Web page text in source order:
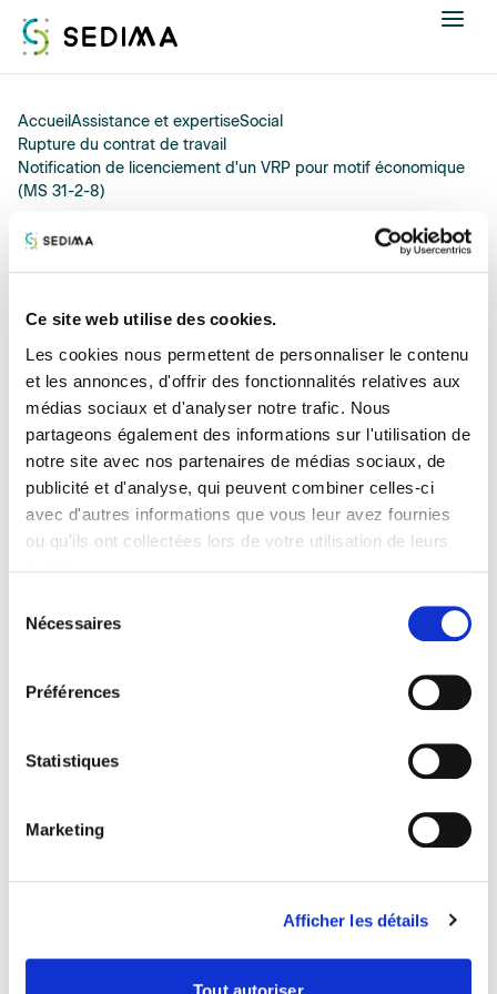
Ce site web utilise des cookies.
Les cookies nous permettent de personnaliser le contenu
et les annonces, d'offrir des fonctionnalités relatives aux
médias sociaux et d'analyser notre trafic. Nous
partageons également des informations sur l'utilisation de
notre site avec nos partenaires de médias sociaux, de
publicité et d'analyse, qui peuvent combiner celles-ci
avec d'autres informations que vous leur avez fournies
ou qu'ils ont collectées lors de votre utilisation de leurs
Nécessaires
Préférences
Statistiques
Marketing
Afficher les détails
Nous connaître
Actualités
Assistance et expertise
Offres d'emploi
Annuaire
Contacter
AccueilAssistance et expertiseSocial
Rupture du contrat de travail
Notification de licenciement d'un VRP pour motif économique
(MS 31-2-8)
13/05/2026
Notification de
licenciement d'un VRP
pour motif économique
(MS 31-2-8)
Adhérez au SEDIMA pour
poursuivre votre lecture
Se connecter